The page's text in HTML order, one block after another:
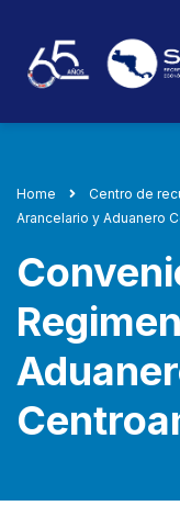
Home Centro de
Arancelario y Aduanero